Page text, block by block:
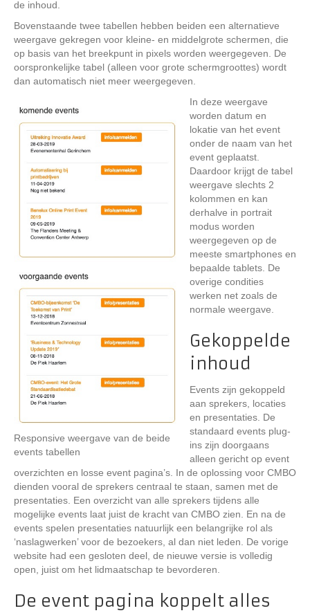
de inhoud.
Bovenstaande twee tabellen hebben beiden een alternatieve
weergave gekregen voor kleine- en middelgrote schermen, die
op basis van het breekpunt in pixels worden weergegeven. De
oorspronkelijke tabel (alleen voor grote schermgroottes) wordt
dan automatisch niet meer weergegeven.
Responsive weergave van de beide
events tabellen
In deze weergave
worden datum en
lokatie van het event
onder de naam van het
event geplaatst.
Daardoor krijgt de tabel
weergave slechts 2
kolommen en kan
derhalve in portrait
modus worden
weergegeven op de
meeste smartphones en
bepaalde tablets. De
overige condities
werken net zoals de
normale weergave.
Gekoppelde
inhoud
Events zijn gekoppeld
aan sprekers, locaties
en presentaties. De
standaard events plug-
ins zijn doorgaans
alleen gericht op event
overzichten en losse event pagina’s. In de oplossing voor CMBO
dienden vooral de sprekers centraal te staan, samen met de
presentaties. Een overzicht van alle sprekers tijdens alle
mogelijke events laat juist de kracht van CMBO zien. En na de
events spelen presentaties natuurlijk een belangrijke rol als
‘naslagwerken’ voor de bezoekers, al dan niet leden. De vorige
website had een gesloten deel, de nieuwe versie is volledig
open, juist om het lidmaatschap te bevorderen.
De event pagina koppelt alles